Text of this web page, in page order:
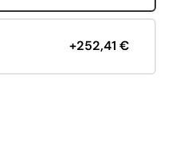
+252,41 €